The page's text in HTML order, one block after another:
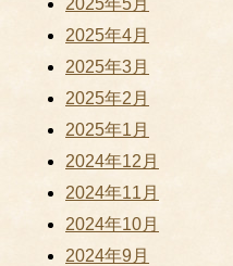
2025年4月
2025年3月
2025年2月
2025年1月
2024年12月
2024年11月
2024年10月
2024年9月